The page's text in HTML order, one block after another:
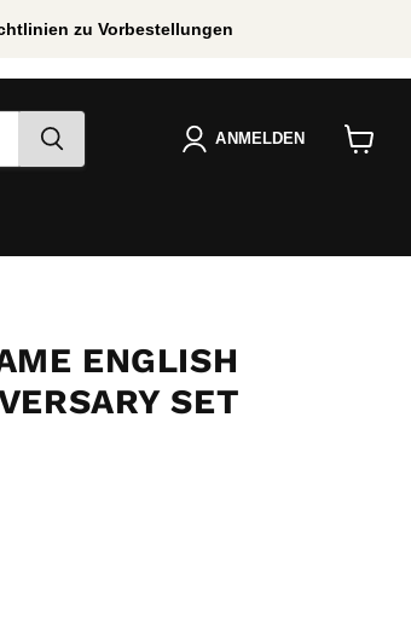
zu Vorbestellungen
ANMELDEN
ENGLISH
SET